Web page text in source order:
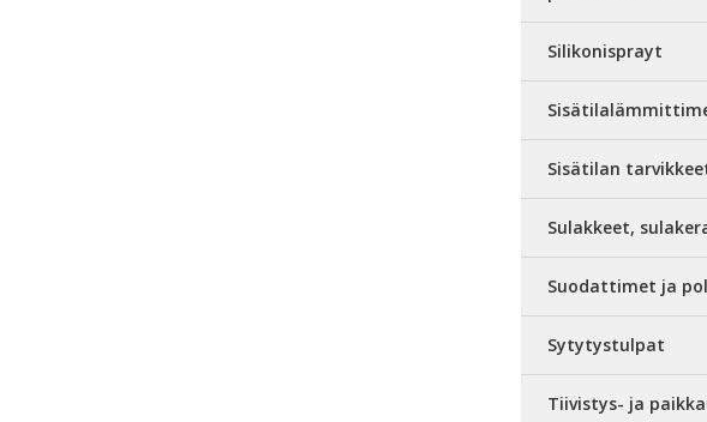
Silikonisprayt
Sisätilan
Sulakkeet,
Suodattimet ja
Sytytystulpat
Tiivistys- ja